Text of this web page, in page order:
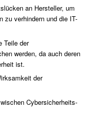
an Hersteller, um
zu verhindern und die IT-
Teile der
werden, da auch deren
ist.
der
Cybersicherheits-